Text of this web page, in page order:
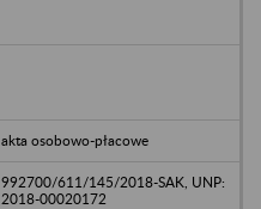
akta osobowo-płacowe
992700/611/145/2018-SAK, UNP:
2018-00020172